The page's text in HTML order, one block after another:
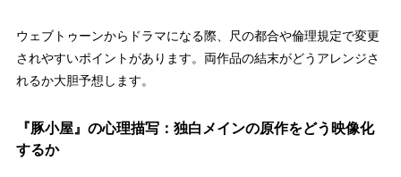
ウェブトゥーンからドラマになる際、尺の都合や倫理規定で変更
されやすいポイントがあります。両作品の結末がどうアレンジさ
れるか大胆予想します。
『豚小屋』の心理描写：独白メインの原作をどう映像化
するか